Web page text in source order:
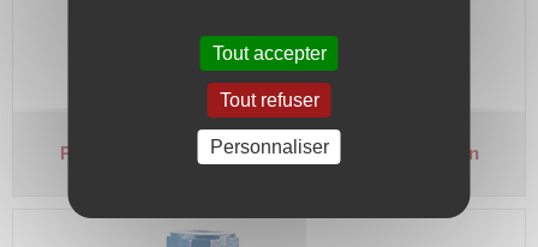
Pompe centrifuge - KBTri 400 V - 2 turbines laiton
Tout accepter
Tout refuser
Personnaliser